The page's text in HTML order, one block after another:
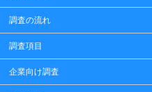
調査の流れ
調査項目
企業向け調査